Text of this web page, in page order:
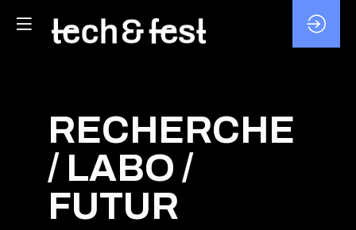
RECHERCHE
/ LABO /
FUTUR